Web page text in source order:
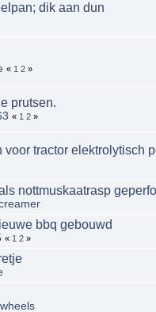
dik aan dun
« 1 2 »
prutsen.
« 1 2 »
voor tractor elektrolytisch
nottmuskaatrasp
bbq gebouwd
« 1 2 »